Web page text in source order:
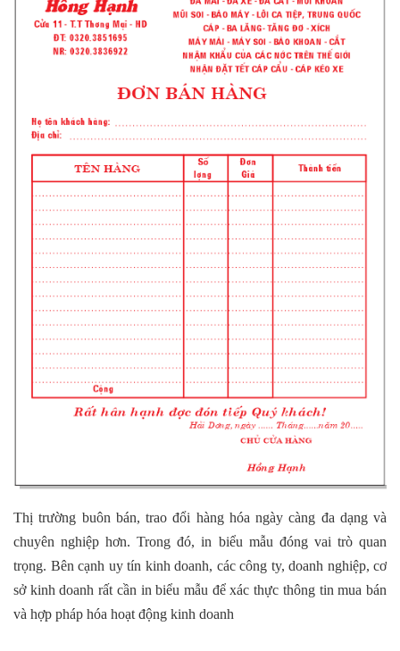
Thị trường buôn bán, trao đổi hàng hóa ngày càng đa dạng và
chuyên nghiệp hơn. Trong đó, in biểu mẫu đóng vai trò quan
trọng. Bên cạnh uy tín kinh doanh, các công ty, doanh nghiệp, cơ
sở kinh doanh rất cần in biểu mẫu để xác thực thông tin mua bán
và hợp pháp hóa hoạt động kinh doanh